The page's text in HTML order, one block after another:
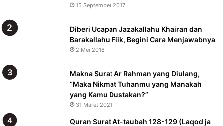
15 September 2017
Diberi Ucapan Jazakallahu Khairan dan
Barakallahu Fiik, Begini Cara Menjawabnya
2 Mei 2018
Makna Surat Ar Rahman yang Diulang,
“Maka Nikmat Tuhanmu yang Manakah
yang Kamu Dustakan?”
31 Maret 2021
Quran Surat At-taubah 128-129 (Laqod ja